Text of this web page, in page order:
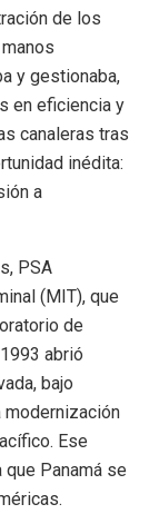
de los
y gestionaba,
en eficiencia y
canaleras tras
inédita:
a
PSA
(MIT), que
de
abrió
bajo
Ese
Panamá se